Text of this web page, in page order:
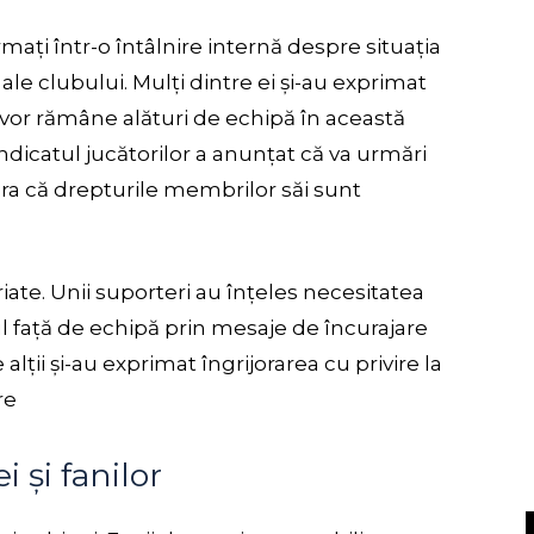
într-o întâlnire internă despre situația
clubului. Mulți dintre ei și-au exprimat
rămâne alături de echipă în această
jucătorilor a anunțat că va urmări
că drepturile membrilor săi sunt
Unii suporteri au înțeles necesitatea
față de echipă prin mesaje de încurajare
și-au exprimat îngrijorarea cu privire la
și fanilor